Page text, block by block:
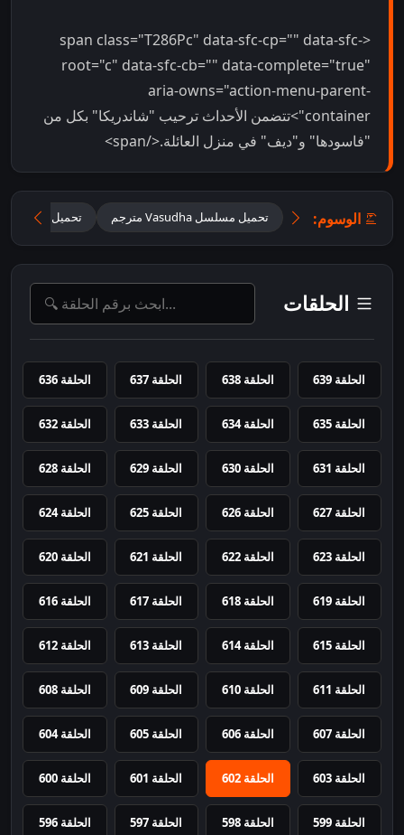
<span class="T286Pc" data-sfc-cp="" data-sfc-
root="c" data-sfc-cb="" data-complete="true"
aria-owns="action-menu-parent-
container">تتضمن الأحداث ترحيب "شاندريكا" بكل من
"فاسودها" و"ديف" في منزل العائلة.</span>
الوسوم: تحميل مسلسل Vasudha مترجم تحميل مسلسل
الحلقات
الحلقة 639 الحلقة 638 الحلقة 637 الحلقة 636
الحلقة 635 الحلقة 634 الحلقة 633 الحلقة 632
الحلقة 631 الحلقة 630 الحلقة 629 الحلقة 628
الحلقة 627 الحلقة 626 الحلقة 625 الحلقة 624
الحلقة 623 الحلقة 622 الحلقة 621 الحلقة 620
الحلقة 619 الحلقة 618 الحلقة 617 الحلقة 616
الحلقة 615 الحلقة 614 الحلقة 613 الحلقة 612
الحلقة 611 الحلقة 610 الحلقة 609 الحلقة 608
الحلقة 607 الحلقة 606 الحلقة 605 الحلقة 604
الحلقة 603 الحلقة 602 الحلقة 601 الحلقة 600
الحلقة 599 الحلقة 598 الحلقة 597 الحلقة 596